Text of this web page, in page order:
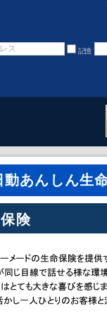
記憶
動あんしん生
険